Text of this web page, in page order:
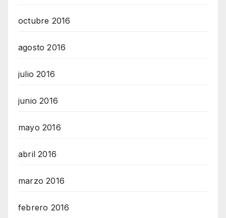
octubre 2016
agosto 2016
julio 2016
junio 2016
mayo 2016
abril 2016
marzo 2016
febrero 2016